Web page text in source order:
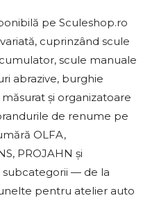
pe Sculeshop.ro
cuprinzând scule
scule manuale
abrazive, burghie
și organizatoare
de renume pe
OLFA,
PROJAHN și
subcategorii — de la
pentru atelier auto